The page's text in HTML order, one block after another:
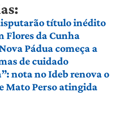
título inédito
Flores da Cunha
Pádua começa a
de cuidado
nota no Ideb renova o
Mato Perso atingida